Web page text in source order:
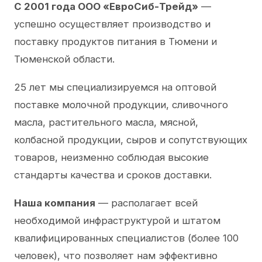
С 2001 года ООО «ЕвроСиб-Трейд» —
успешно осуществляет производство и
поставку продуктов питания в Тюмени и
Тюменской области.
25 лет мы специализируемся на оптовой
поставке молочной продукции, сливочного
масла, растительного масла, мясной,
колбасной продукции, сыров и сопутствующих
товаров, неизменно соблюдая высокие
стандарты качества и сроков доставки.
Наша компания — располагает всей
необходимой инфраструктурой и штатом
квалифицированных специалистов (более 100
человек), что позволяет нам эффективно